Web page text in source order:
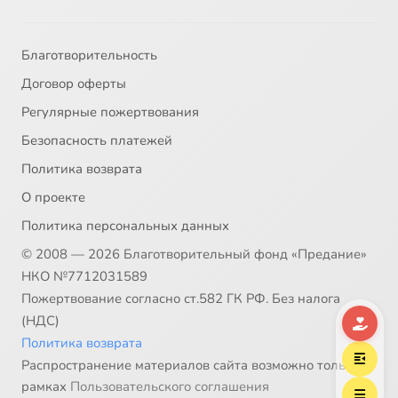
33 033 - О святых людях. Апостолы
35 035 - Святые Борис и Глеб
36 036 - Святая великомученица Екатерина_1
037 - Равноапостольные
38
40
Благотворительность
Договор оферты
Регулярные пожертвования
Безопасность платежей
Политика возврата
О проекте
Политика персональных данных
© 2008 — 2026 Благотворительный фонд «Предание»
НКО №7712031589
Пожертвование согласно ст.582 ГК РФ. Без налога
(НДС)
Политика возврата
Распространение материалов сайта возможно только в
рамках Пользовательского соглашения